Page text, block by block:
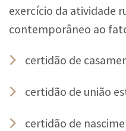
exercício da atividade
contemporâneo ao
certidão de
certidão de união
certidão de